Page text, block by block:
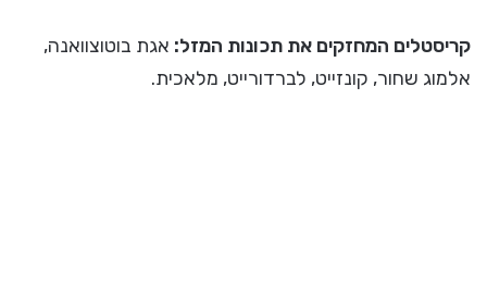
קריסטלים המחזקים את תכונות המזל: אגת בוטוצוואנה,
אלמוג שחור, קונזייט, לברדורייט, מלאכית.